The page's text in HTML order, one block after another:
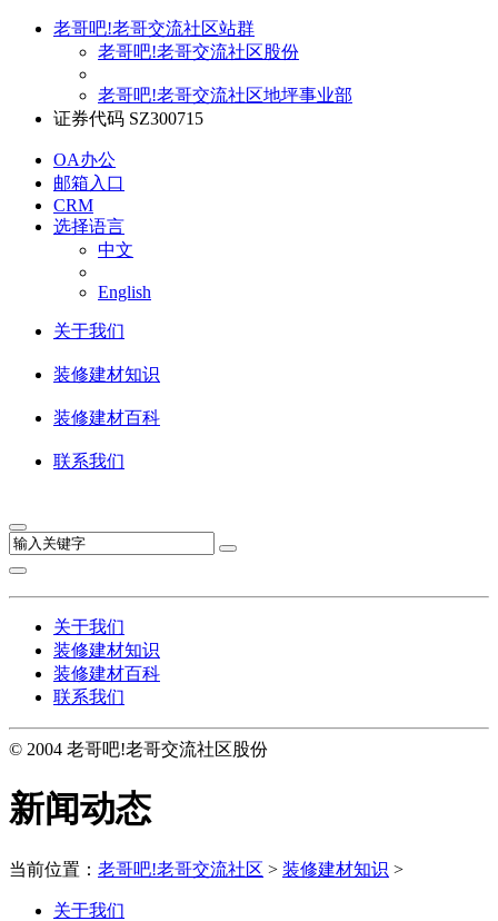
老哥吧!老哥交流社区站群
老哥吧!老哥交流社区股份
老哥吧!老哥交流社区地坪事业部
证券代码 SZ300715
OA办公
邮箱入口
CRM
选择语言
中文
English
关于我们
装修建材知识
装修建材百科
联系我们
关于我们
装修建材知识
装修建材百科
联系我们
© 2004 老哥吧!老哥交流社区股份
新闻动态
当前位置： 老哥吧!老哥交流社区 > 装修建材知识 >
关于我们